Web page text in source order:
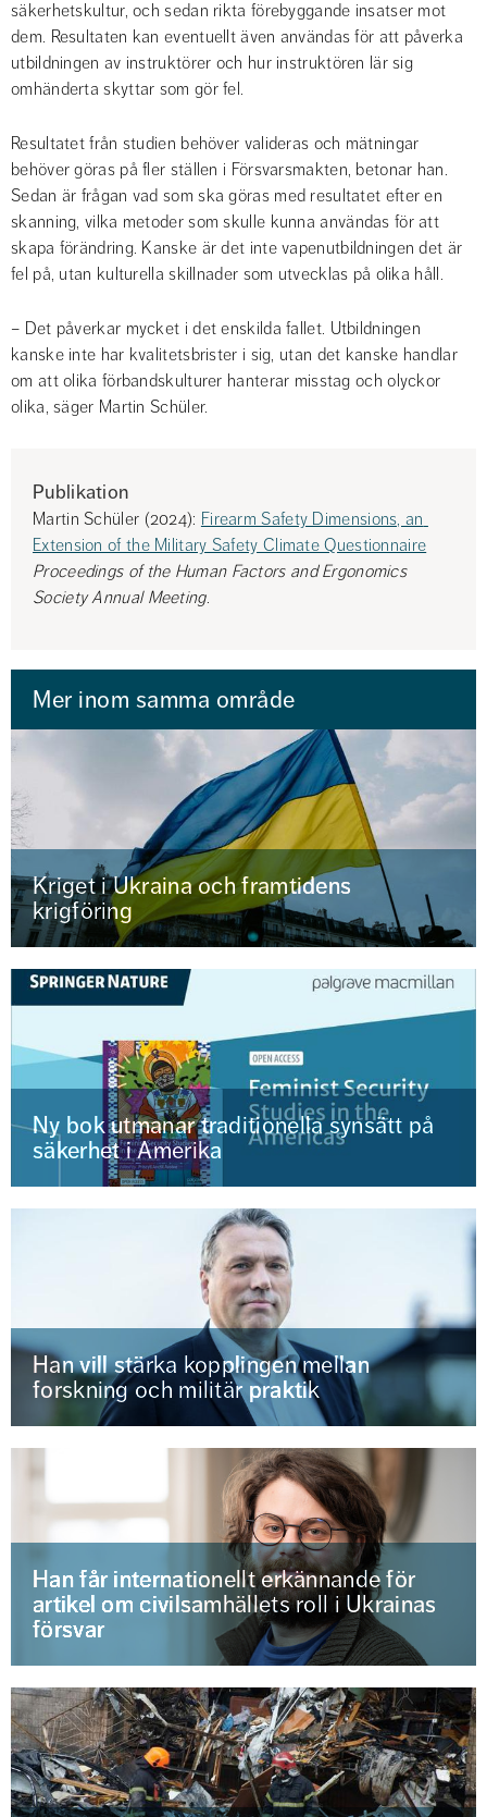
säkerhetskultur, och sedan rikta förebyggande insatser mot
dem. Resultaten kan eventuellt även användas för att påverka
utbildningen av instruktörer och hur instruktören lär sig
omhänderta skyttar som gör fel.
Resultatet från studien behöver valideras och mätningar
behöver göras på fler ställen i Försvarsmakten, betonar han.
Sedan är frågan vad som ska göras med resultatet efter en
skanning, vilka metoder som skulle kunna användas för att
skapa förändring. Kanske är det inte vapenutbildningen det är
fel på, utan kulturella skillnader som utvecklas på olika håll.
– Det påverkar mycket i det enskilda fallet. Utbildningen
kanske inte har kvalitetsbrister i sig, utan det kanske handlar
om att olika förbandskulturer hanterar misstag och olyckor
olika, säger Martin Schüler.
Publikation
Martin Schüler (2024): Firearm Safety Dimensions, an
Extension of the Military Safety Climate Questionnaire
Proceedings of the Human Factors and Ergonomics
Society Annual Meeting.
Mer inom samma område
Kriget i Ukraina och framtidens
krigföring
Ny bok utmanar traditionella synsätt på
säkerhet i Amerika
Han vill stärka kopplingen mellan
forskning och militär praktik
Han får internationellt erkännande för
artikel om civilsamhällets roll i Ukrainas
försvar